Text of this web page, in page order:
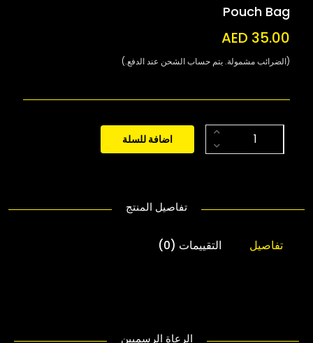
Pouch Bag
AED 35.00
(الضرائب مشمولة. يتم حساب الشحن عند الدفع.)
اضافة للسلة
تفاصيل المنتج
تفاصيل التقييمات (0)
الرعاة الرسميين